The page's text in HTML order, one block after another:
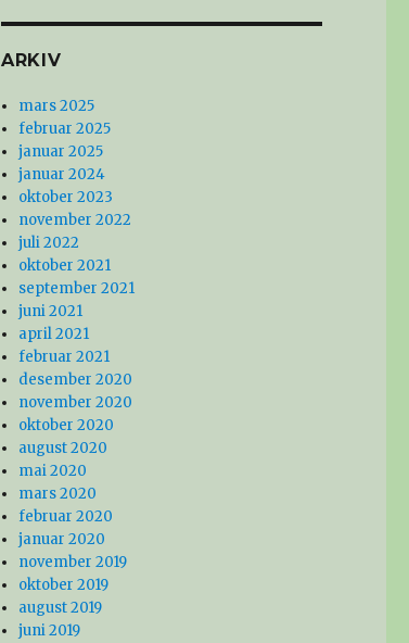
ARKIV
mars 2025
februar 2025
januar 2025
januar 2024
oktober 2023
november 2022
juli 2022
oktober 2021
september 2021
juni 2021
april 2021
februar 2021
desember 2020
november 2020
oktober 2020
august 2020
mai 2020
mars 2020
februar 2020
januar 2020
november 2019
oktober 2019
august 2019
juni 2019